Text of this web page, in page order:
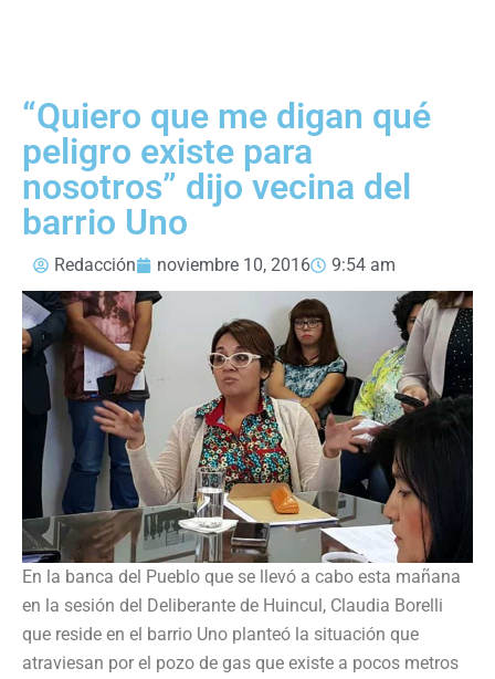
“Quiero que me digan qué
peligro existe para
nosotros” dijo vecina del
barrio Uno
Redacción noviembre 10, 2016 9:54 am
En la banca del Pueblo que se llevó a cabo esta mañana
en la sesión del Deliberante de Huincul, Claudia Borelli
que reside en el barrio Uno planteó la situación que
atraviesan por el pozo de gas que existe a pocos metros